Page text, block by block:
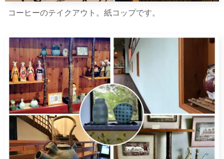
コーヒーのテイクアウト。紙コップです。